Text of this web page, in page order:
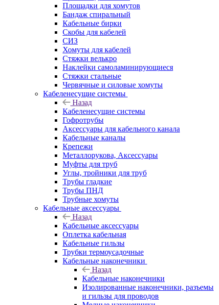
Площадки для хомутов
Бандаж спиральный
Кабельные бирки
Cкобы для кабелей
СИЗ
Хомуты для кабелей
Стяжки велькро
Наклейки самоламинирующиеся
Стяжки стальные
Червячные и силовые хомуты
Кабеленесущие системы
Назад
Кабеленесущие системы
Гофротрубы
Аксессуары для кабельного канала
Кабельные каналы
Крепежи
Металлорукова, Аксессуары
Муфты для труб
Углы, тройники для труб
Трубы гладкие
Трубы ПНД
Трубные хомуты
Кабельные аксессуары
Назад
Кабельные аксессуары
Оплетка кабельная
Кабельные гильзы
Трубки термоусадочные
Кабельные наконечники
Назад
Кабельные наконечники
Изолированные наконечники, разъемы
и гильзы для проводов